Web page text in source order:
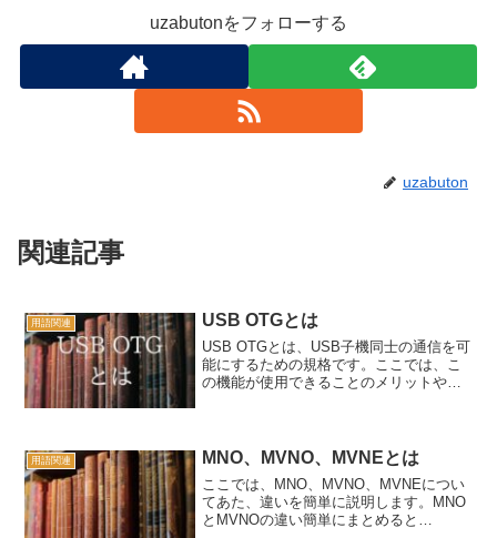
uzabutonをフォローする
uzabuton
関連記事
用語関連 USB OTGとは
USB OTGとは、USB子機同士の通信を可
能にするための規格です。ここでは、こ
の機能が使用できることのメリットや簡
用語関連 MNO、MVNO、MVNEとは
ここでは、MNO、MVNO、MVNEについ
てあた、違いを簡単に説明します。MNO
とMVNOの違い簡単にまとめると